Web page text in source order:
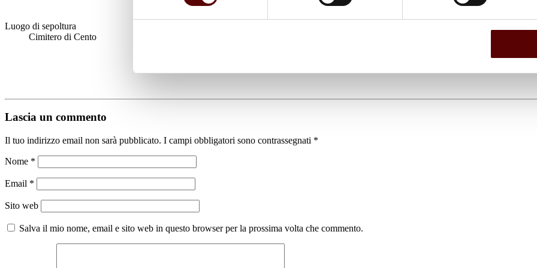
Luogo di sepoltura
Cimitero di Cento
Lascia un commento
Il tuo indirizzo email non sarà pubblicato. I campi obbligatori sono contrassegnati *
Nome *
Email *
Sito web
Salva il mio nome, email e sito web in questo browser per la prossima volta che commento.